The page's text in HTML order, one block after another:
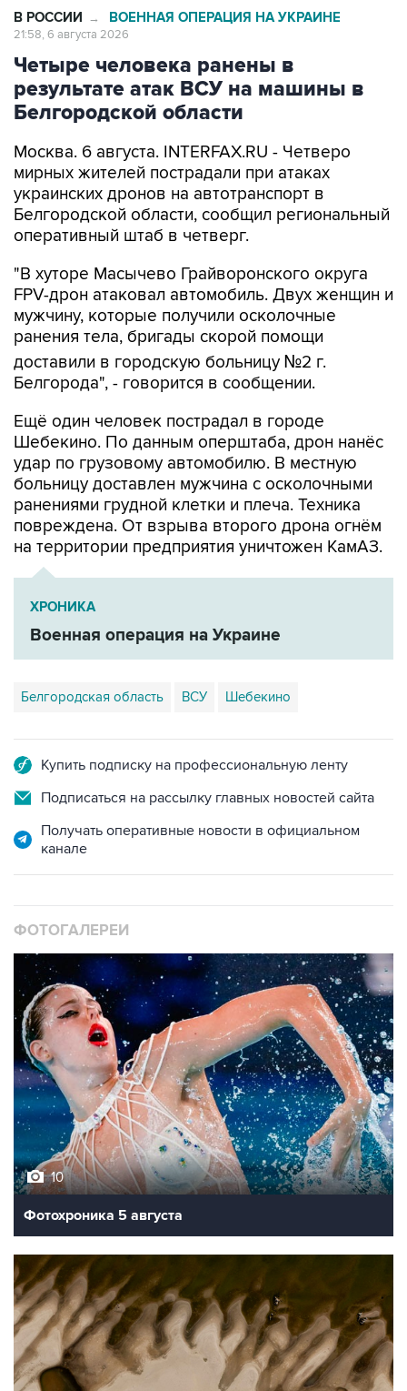
В РОССИИ → ВОЕННАЯ ОПЕРАЦИЯ НА УКРАИНЕ
21:58, 6 августа 2026
Четыре человека ранены в
результате атак ВСУ на машины в
Белгородской области
Москва. 6 августа. INTERFAX.RU - Четверо
мирных жителей пострадали при атаках
украинских дронов на автотранспорт в
Белгородской области, сообщил региональный
оперативный штаб в четверг.
"В хуторе Масычево Грайворонского округа
FPV-дрон атаковал автомобиль. Двух женщин и
мужчину, которые получили осколочные
ранения тела, бригады скорой помощи
доставили в городскую больницу №2 г.
Белгорода", - говорится в сообщении.
Ещё один человек пострадал в городе
Шебекино. По данным оперштаба, дрон нанёс
удар по грузовому автомобилю. В местную
больницу доставлен мужчина с осколочными
ранениями грудной клетки и плеча. Техника
повреждена. От взрыва второго дрона огнём
на территории предприятия уничтожен КамАЗ.
ХРОНИКА
Военная операция на Украине
Белгородская область ВСУ Шебекино
Купить подписку на профессиональную ленту
Подписаться на рассылку главных новостей сайта
Получать оперативные новости в официальном
канале
ФОТОГАЛЕРЕИ
10
Фотохроника 5 августа